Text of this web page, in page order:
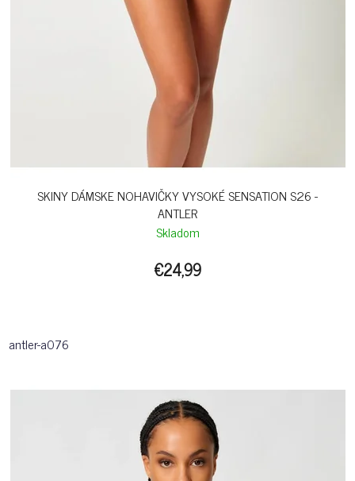
SKINY DÁMSKE NOHAVIČKY VYSOKÉ SENSATION S26 -
ANTLER
Skladom
€24,99
antler-a076